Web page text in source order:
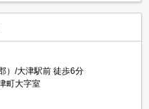
）/大津駅前 徒歩6分
町大字室